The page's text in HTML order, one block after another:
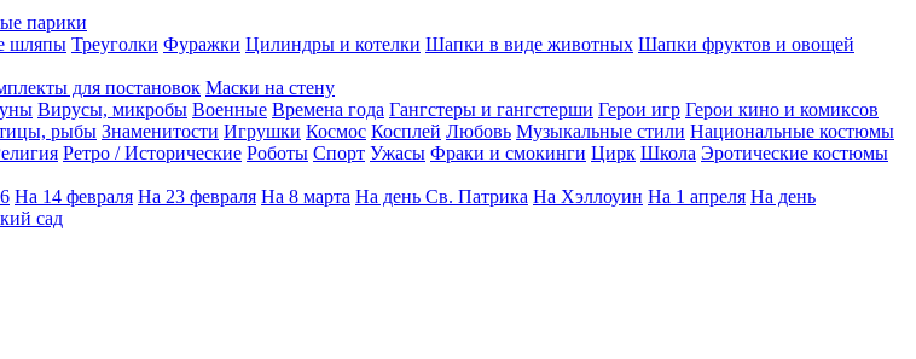
парики
шляпы Треуголки Фуражки Цилиндры и котелки Шапки в виде животных Шапки фруктов и овощей
для постановок Маски на стену
Вирусы, микробы Военные Времена года Гангстеры и гангстерши Герои игр Герои кино и комиксов
рыбы Знаменитости Игрушки Космос Косплей Любовь Музыкальные стили Национальные костюмы
Ретро / Исторические Роботы Спорт Ужасы Фраки и смокинги Цирк Школа Эротические костюмы
На 14 февраля На 23 февраля На 8 марта На день Св. Патрика На Хэллоуин На 1 апреля На день
сад